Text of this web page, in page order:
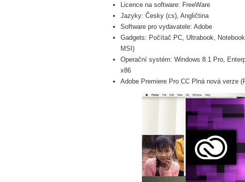
Licence na software: FreeWare
Jazyky: Česky (cs), Angličtina
Software pro vydavatele: Adobe
Gadgets: Počítač PC, Ultrabook,
MSI)
Operační systém: Windows 8.1 Pro,
x86
Adobe Premiere Pro CC Plná nová verze